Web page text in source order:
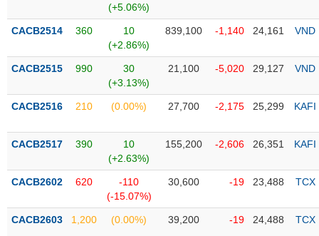
cổ
phiếu
Quy
mô
trường
yết
yết
(+5.06%)
CACB2514 360
10
(+2.86%)
839,100 -1,140 24,161 VND
CACB2515 990
30
(+3.13%)
21,100 -5,020 29,127 VND
CACB2516 210 (0.00%) 27,700 -2,175 25,299 KAFI
CACB2517 390
10
(+2.63%)
155,200 -2,606 26,351 KAFI
CACB2602 620
-110
(-15.07%)
30,600 -19 23,488 TCX
CACB2603 1,200 (0.00%) 39,200 -19 24,488 TCX
DOANH
CỔ